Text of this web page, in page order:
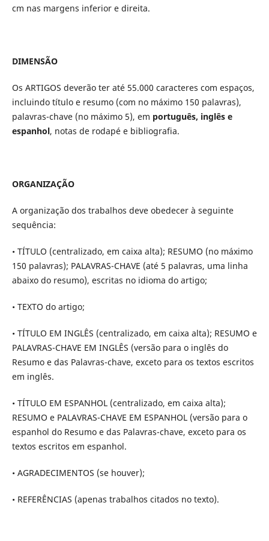
cm nas margens inferior e direita.
DIMENSÃO
Os ARTIGOS deverão ter até 55.000 caracteres com espaços,
incluindo título e resumo (com no máximo 150 palavras),
palavras-chave (no máximo 5), em português, inglês e
espanhol, notas de rodapé e bibliografia.
ORGANIZAÇÃO
A organização dos trabalhos deve obedecer à seguinte
sequência:
• TÍTULO (centralizado, em caixa alta); RESUMO (no máximo
150 palavras); PALAVRAS-CHAVE (até 5 palavras, uma linha
abaixo do resumo), escritas no idioma do artigo;
• TEXTO do artigo;
• TÍTULO EM INGLÊS (centralizado, em caixa alta); RESUMO e
PALAVRAS-CHAVE EM INGLÊS (versão para o inglês do
Resumo e das Palavras-chave, exceto para os textos escritos
em inglês.
• TÍTULO EM ESPANHOL (centralizado, em caixa alta);
RESUMO e PALAVRAS-CHAVE EM ESPANHOL (versão para o
espanhol do Resumo e das Palavras-chave, exceto para os
textos escritos em espanhol.
• AGRADECIMENTOS (se houver);
• REFERÊNCIAS (apenas trabalhos citados no texto).